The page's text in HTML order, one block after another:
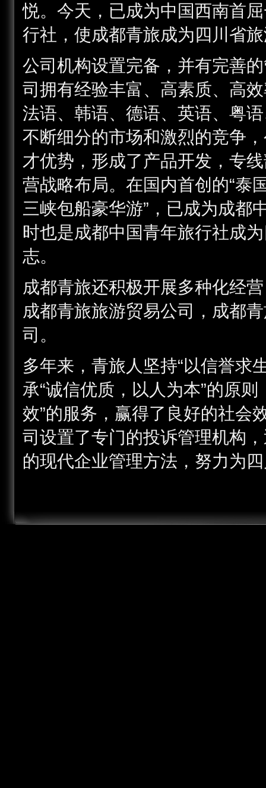
悦。今天，已成为中国西南首
行社，使成都青旅成为四川省
公司机构设置完备，并有完善
司拥有经验丰富、高素质、高
法语、韩语、德语、英语、粤
不断细分的市场和激烈的竞争
才优势，形成了产品开发，专
营战略布局。在国内首创的“泰
三峡包船豪华游”，已成为成都
时也是成都中国青年旅行社成
志。
成都青旅还积极开展多种化经
成都青旅旅游贸易公司，成都
司。
多年来，青旅人坚持“以信誉求
承“诚信优质，以人为本”的原
效”的服务，赢得了良好的社会
司设置了专门的投诉管理机构
的现代企业管理方法，努力为